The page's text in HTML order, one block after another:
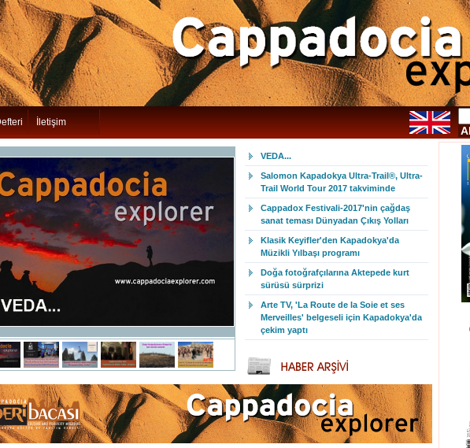
İletişim
VEDA...
Salomon Kapadokya Ultra-Trail®, Ultra-
Trail World Tour 2017 takviminde
Cappadox Festivali-2017'nin çağdaş
sanat teması Dünyadan Çıkış Yolları
Klasik Keyifler'den Kapadokya'da
Müzikli Yılbaşı programı
Doğa fotoğrafçılarına Aktepede kurt
sürüsü sürprizi
Arte TV, 'La Route de la Soie et ses
Merveilles' belgeseli için Kapadokya'da
çekim yaptı